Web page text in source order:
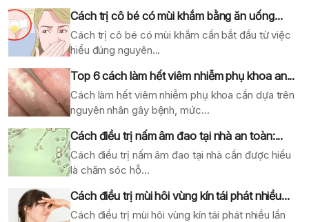
Cách trị cô bé có mùi khắm bằng ăn uống...
Cách trị cô bé có mùi khắm cần bắt đầu từ việc
hiểu đúng nguyên...
Top 6 cách làm hết viêm nhiễm phụ khoa an...
Cách làm hết viêm nhiễm phụ khoa cần dựa trên
nguyên nhân gây bệnh, mức...
Cách điều trị nấm âm đao tại nhà an toàn:...
Cách điều trị nấm âm đao tại nhà cần được hiểu
là chăm sóc hỗ...
Cách điều trị mùi hôi vùng kín tái phát nhiều...
Cách điều trị mùi hôi vùng kín tái phát nhiều lần